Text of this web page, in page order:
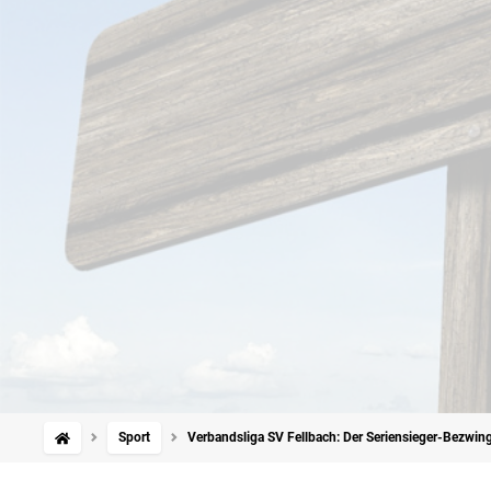
Sport Verbandsliga SV Fellbach: Der Seriensieger-